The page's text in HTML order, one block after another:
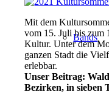
Bands
Mit dem
vom 15. Juli bis zum
Kultur. Unter dem
ganzen Stadt die
erlebbar.
Unser Beitrag:
Bezirken, in sieben